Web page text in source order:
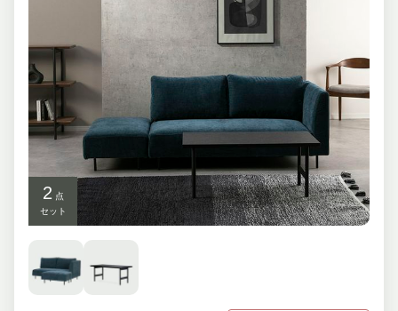
2 点
セット